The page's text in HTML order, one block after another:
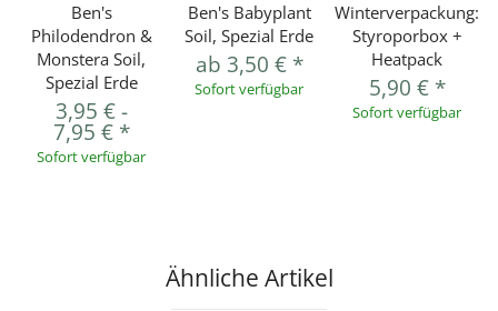
Ben's
Philodendron &
Monstera Soil,
Spezial Erde
3,95 €-
7,95 € *
Sofort verfügbar
Ben's Babyplant
Soil, Spezial Erde
ab 3,50 € *
Sofort verfügbar
Winterverpackung:
Styroporbox +
Heatpack
5,90 € *
Sofort verfügbar
Ähnliche Artikel